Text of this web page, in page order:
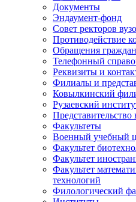
Документы
Эндаумент-фонд
Совет ректоров
Противодействие
Обращения граждан
Телефонный
Реквизиты и
Филиалы и
Ковылкинский
Рузаевский
Факультеты
Военный учебный
Факультет
Факультет
Факультет
технологий
Филологический